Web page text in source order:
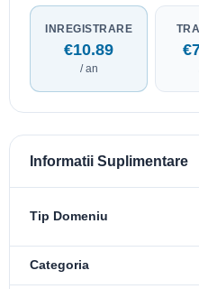
INREGISTRARE
€10.89
/ an
Informatii Suplimentare
Tip Domeniu
Categoria